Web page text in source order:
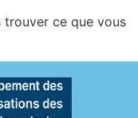
trouver ce que vous